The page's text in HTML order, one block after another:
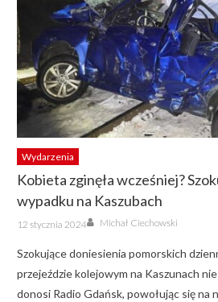
Wydarzenia
Kobieta zginęła wcześniej?
wypadku na Kaszubach
Posted
on
12 stycznia 2024 Author
Michał Ciechowski
Szokujące doniesienia pomorskich
przejeździe kolejowym na Kaszunach
donosi Radio Gdańsk, powołując się na